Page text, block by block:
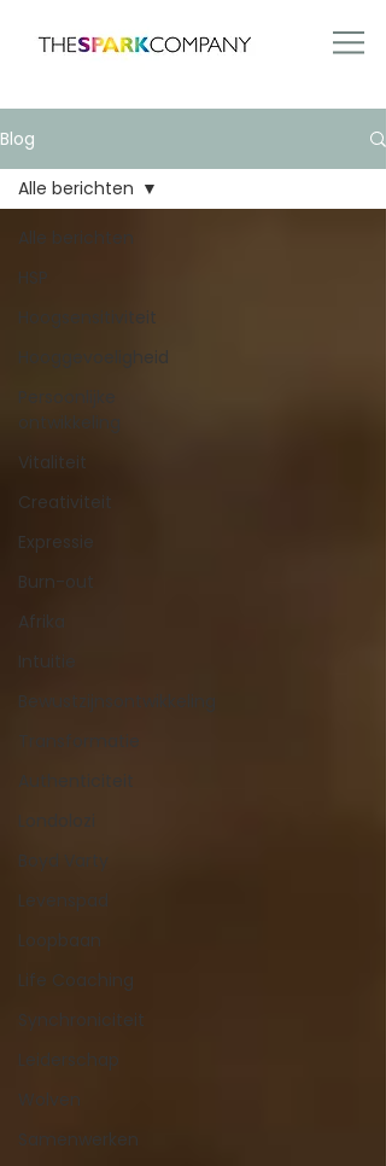
Blog
Alle berichten
HSP
Hoogsensitiviteit
Hooggevoeligheid
ontwikkeling
Vitaliteit
Creativiteit
Expressie
Burn-out
Afrika
Intuitie
Bewustzijnsontwikkeling
Authenticiteit
Boyd Varty
Levenspad
Loopbaan
Life Coaching
Synchroniciteit
Leiderschap
Wolven
Samenwerken
Alle berichten